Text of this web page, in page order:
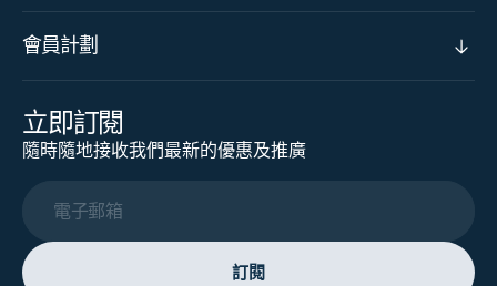
會員計劃
立即訂閱
隨時隨地接收我們最新的優惠及推廣
電子郵箱
訂閱